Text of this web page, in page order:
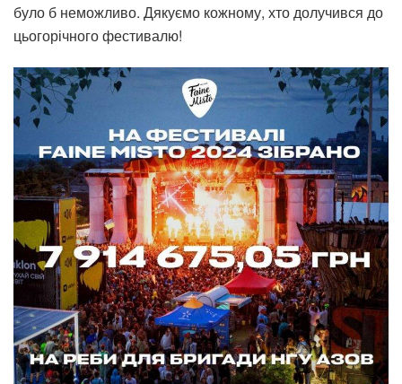
було б неможливо. Дякуємо кожному, хто долучився до
цьогорічного фестивалю!